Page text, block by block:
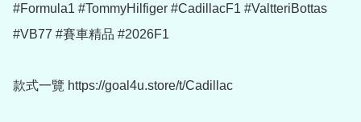
#Formula1 #TommyHilfiger #CadillacF1 #ValtteriBottas
#VB77 #賽車精品 #2026F1
款式一覽 https://goal4u.store/t/Cadillac